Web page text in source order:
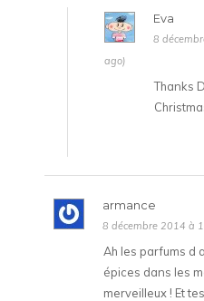
Eva
8
ago)
Thanks
armance
8 décembre 2014 à
Ah les parfums d
épices dans les
merveilleux ! Et